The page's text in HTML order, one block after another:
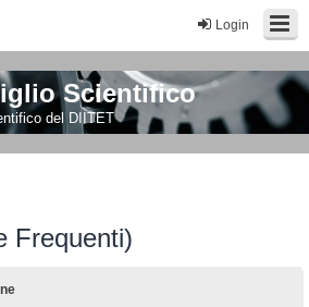
Login
Scientifico
del DIITET
Frequenti)